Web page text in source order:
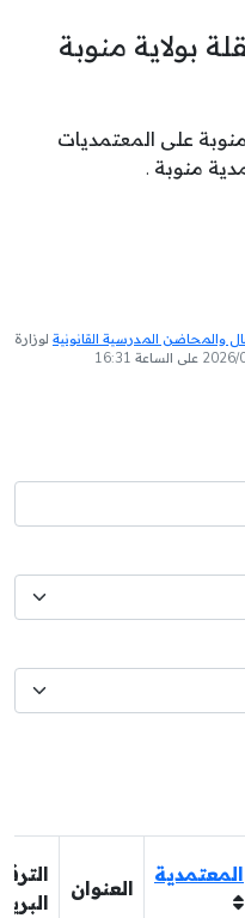
بولاية منوبة
على المعتمديات
والمحاضن المدرسية القانونية لوزارة
المعتمدية
العنوان